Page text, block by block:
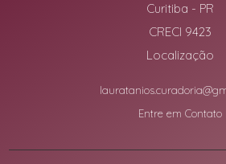
Curitiba - PR
CRECI 9423
Localização
Entre em Contato